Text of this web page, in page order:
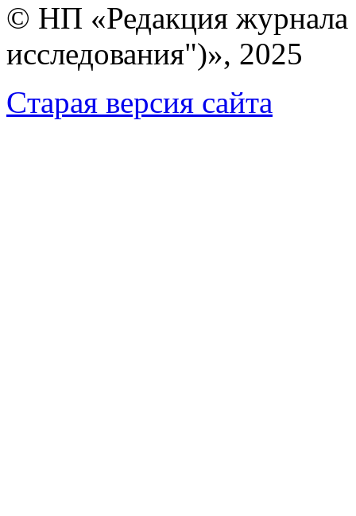
© НП «Редакция
исследования")», 2025
Cтарая версия сайта